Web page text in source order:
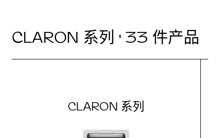
CLARON 系列 · 33 件产品
CLARON 系列